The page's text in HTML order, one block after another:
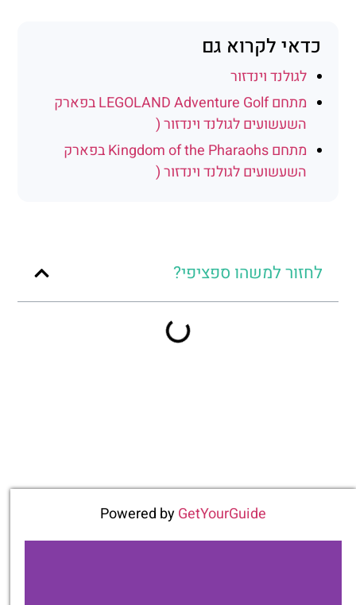
כדאי לקרוא גם
לגולנד וינדזור
מתחם LEGOLAND Adventure Golf בפארק
השעשועים לגולנד וינדזור (
מתחם Kingdom of the Pharaohs בפארק
השעשועים לגולנד וינדזור (
לחזור למשהו ספציפי?
Powered byGetYourGuide